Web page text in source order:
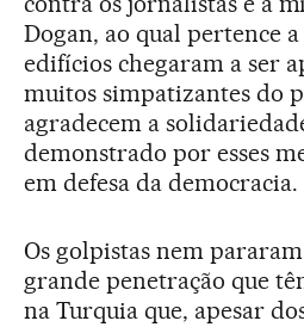
Dogan, ao qual pertence
edifícios chegaram a ser
muitos simpatizantes do
agradecem a
demonstrado por esses
em defesa da democracia.
Os golpistas nem
grande penetração que
na Turquia que, apesar